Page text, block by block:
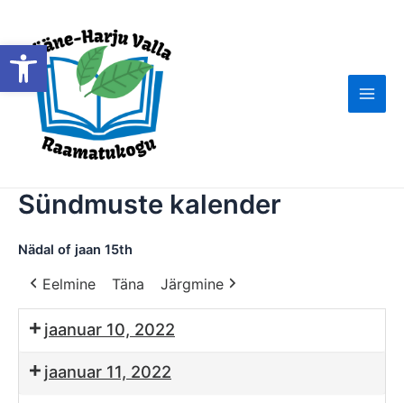
Open toolbar
content
Main
Sündmuste kalender
Nädal of jaan 15th
Eelmine Täna Järgmine
jaanuar 10, 2022
jaanuar 11, 2022